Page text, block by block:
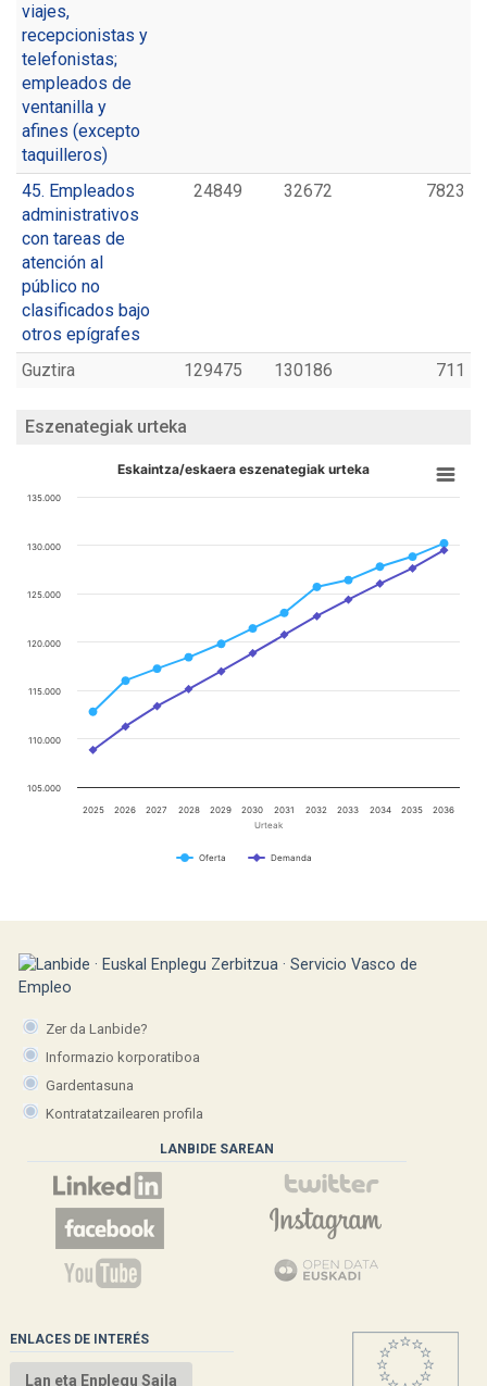
viajes,
recepcionistas y
telefonistas;
empleados de
ventanilla y
afines (excepto
taquilleros)
45. Empleados
administrativos
con tareas de
atención al
público no
clasificados bajo
otros epígrafes
24849 32672 7823
Guztira 129475 130186 711
Eszenategiak urteka
Urteak
Eskaintza/eskaera eszenategiak urteka
Oferta Demanda
2025 2026 2027 2028 2029 2030 2031 2032 2033 2034 2035 2036
105.000
110.000
115.000
120.000
125.000
130.000
135.000
Zer da Lanbide?
Informazio korporatiboa
Gardentasuna
Kontratatzailearen profila
LANBIDE SAREAN
ENLACES DE INTERÉS
Lan eta Enplegu Saila